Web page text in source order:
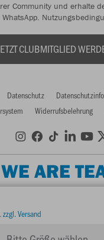
zzgl. Versand
Community und erhalte
WhatsApp.
CLUBMITGLIED
Datenschutz
Widerrufsbelehrung
WE ARE